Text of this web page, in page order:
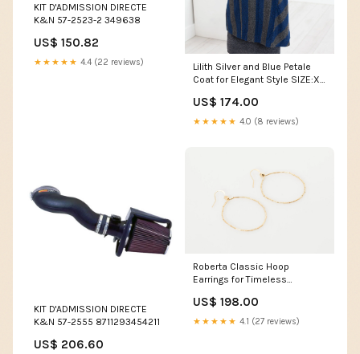
KIT D'ADMISSION DIRECTE
K&N 57-2523-2 349638
US$ 150.82
★★★★★ 4.4 (22 reviews)
Lilith Silver and Blue Petale
Coat for Elegant Style SIZE:X-
US$ 174.00
★★★★★ 4.0 (8 reviews)
KIT D'ADMISSION DIRECTE
K&N 57-2555 8711293454211
US$ 206.60
Roberta Classic Hoop
Earrings for Timeless
US$ 198.00
★★★★★ 4.1 (27 reviews)